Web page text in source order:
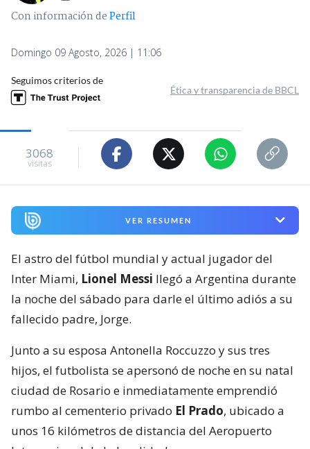
Con información dePerfil
Domingo 09 Agosto, 2026 | 11:06
Seguimos criterios de
Ética y transparencia de BBCL
3068
visitas
VER RESUMEN
El astro del fútbol mundial y actual jugador del
Inter Miami, Lionel Messi llegó a Argentina durante
la noche del sábado para darle el último adiós a su
fallecido padre, Jorge.
Junto a su esposa Antonella Roccuzzo y sus tres
hijos, el futbolista se apersonó de noche en su natal
ciudad de Rosario e inmediatamente emprendió
rumbo al cementerio privado El Prado, ubicado a
unos 16 kilómetros de distancia del Aeropuerto